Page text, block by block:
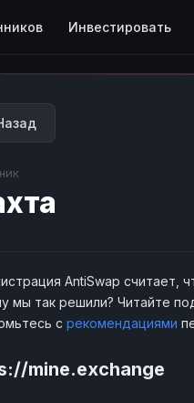
Инвестировать
AntiSwap считает,
мы так решили? Читайте
с рекомендациями
mine.exchange